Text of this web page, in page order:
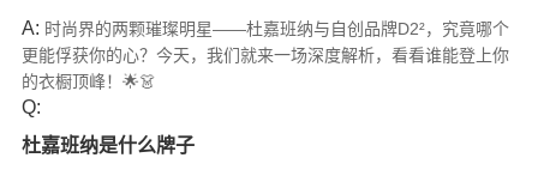
A: 时尚界的两颗璀璨明星——杜嘉班纳与自创品牌D2²，究竟哪个
更能俘获你的心？今天，我们就来一场深度解析，看看谁能登上你
的衣橱顶峰！🌟👗
Q:
杜嘉班纳是什么牌子